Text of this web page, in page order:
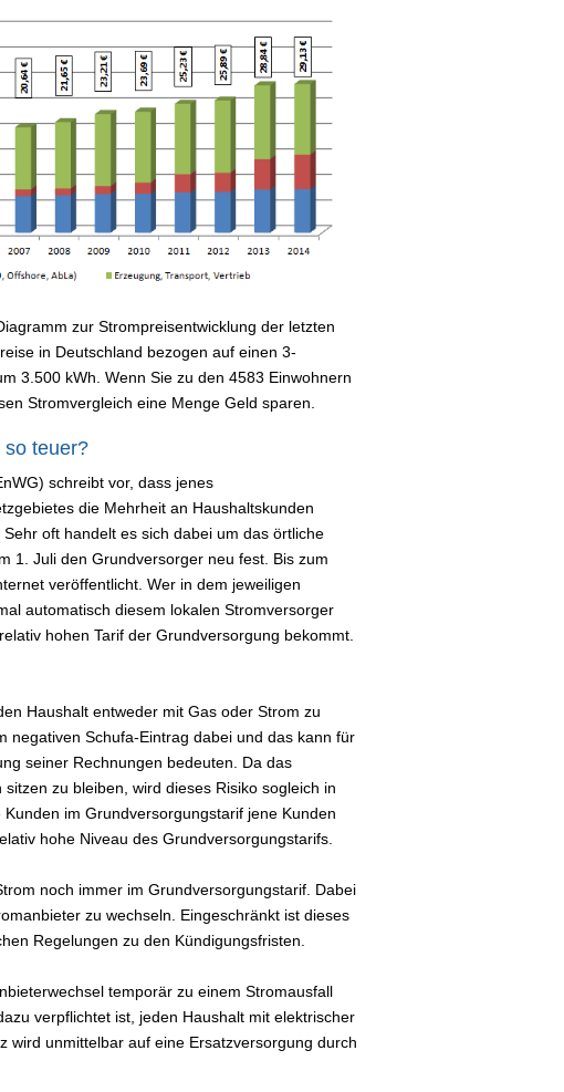
zur Strompreisentwicklung der letzten
in Deutschland bezogen auf einen 3-
3.500 kWh. Wenn Sie zu den 4583 Einwohnern
Stromvergleich eine Menge Geld sparen.
so teuer?
schreibt vor, dass jenes
die Mehrheit an Haushaltskunden
oft handelt es sich dabei um das örtliche
1. Juli den Grundversorger neu fest. Bis zum
veröffentlicht. Wer in dem jeweiligen
automatisch diesem lokalen Stromversorger
hohen Tarif der Grundversorgung bekommt.
Haushalt entweder mit Gas oder Strom zu
negativen Schufa-Eintrag dabei und das kann für
seiner Rechnungen bedeuten. Da das
zu bleiben, wird dieses Risiko sogleich in
im Grundversorgungstarif jene Kunden
hohe Niveau des Grundversorgungstarifs.
noch immer im Grundversorgungstarif. Dabei
zu wechseln. Eingeschränkt ist dieses
Regelungen zu den Kündigungsfristen.
temporär zu einem Stromausfall
verpflichtet ist, jeden Haushalt mit elektrischer
wird unmittelbar auf eine Ersatzversorgung durch